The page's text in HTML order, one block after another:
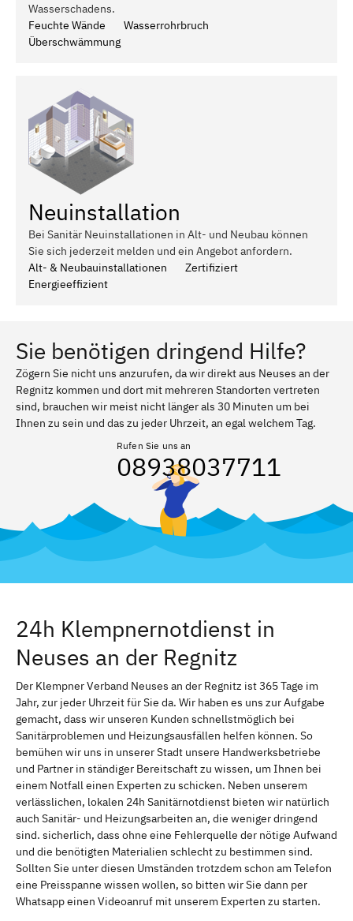
Wasserschadens.
Feuchte Wände
Wasserrohrbruch
Überschwämmung
Neuinstallation
Bei Sanitär Neuinstallationen in Alt- und Neubau können
Sie sich jederzeit melden und ein Angebot anfordern.
Alt- & Neubauinstallationen
Zertifiziert
Energieeffizient
Sie benötigen dringend Hilfe?
Zögern Sie nicht uns anzurufen, da wir direkt aus Neuses an der
Regnitz kommen und dort mit mehreren Standorten vertreten
sind, brauchen wir meist nicht länger als 30 Minuten um bei
Ihnen zu sein und das zu jeder Uhrzeit, an egal welchem Tag.
Rufen Sie uns an
08938037711
24h Klempnernotdienst in
Neuses an der Regnitz
Der Klempner Verband Neuses an der Regnitz ist 365 Tage im
Jahr, zur jeder Uhrzeit für Sie da. Wir haben es uns zur Aufgabe
gemacht, dass wir unseren Kunden schnellstmöglich bei
Sanitärproblemen und Heizungsausfällen helfen können. So
bemühen wir uns in unserer Stadt unsere Handwerksbetriebe
und Partner in ständiger Bereitschaft zu wissen, um Ihnen bei
einem Notfall einen Experten zu schicken. Neben unserem
verlässlichen, lokalen 24h Sanitärnotdienst bieten wir natürlich
auch Sanitär- und Heizungsarbeiten an, die weniger dringend
sind. sicherlich, dass ohne eine Fehlerquelle der nötige Aufwand
und die benötigten Materialien schlecht zu bestimmen sind.
Sollten Sie unter diesen Umständen trotzdem schon am Telefon
eine Preisspanne wissen wollen, so bitten wir Sie dann per
Whatsapp einen Videoanruf mit unserem Experten zu starten.